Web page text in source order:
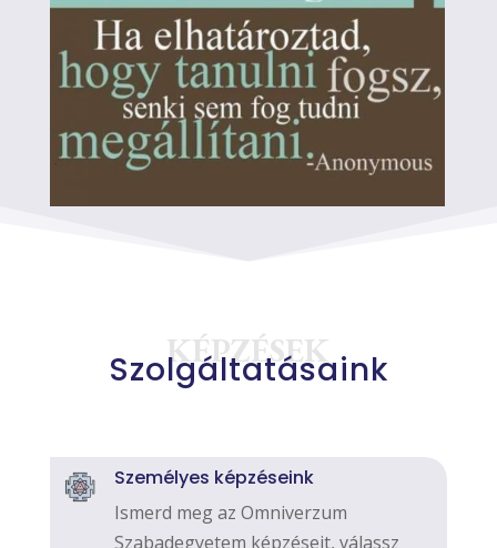
KÉPZÉSEK
Szolgáltatásaink
Személyes képzéseink
Ismerd meg az Omniverzum
Szabadegyetem képzéseit, válassz